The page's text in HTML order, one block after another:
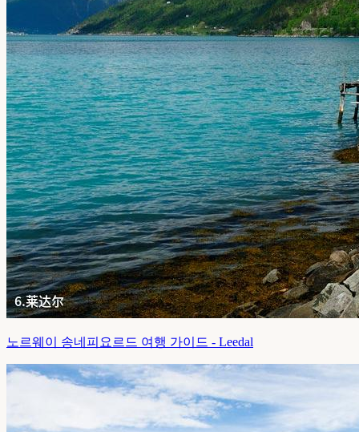
노르웨이 송네피요르드 여행 가이드 - Leedal